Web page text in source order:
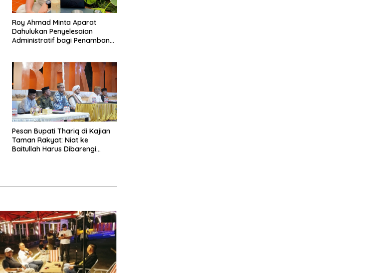
Roy Ahmad Minta Aparat
Dahulukan Penyelesaian
Administratif bagi Penambang
Pesan Bupati Thariq di Kajian
Taman Rakyat: Niat ke
Baitullah Harus Dibarengi